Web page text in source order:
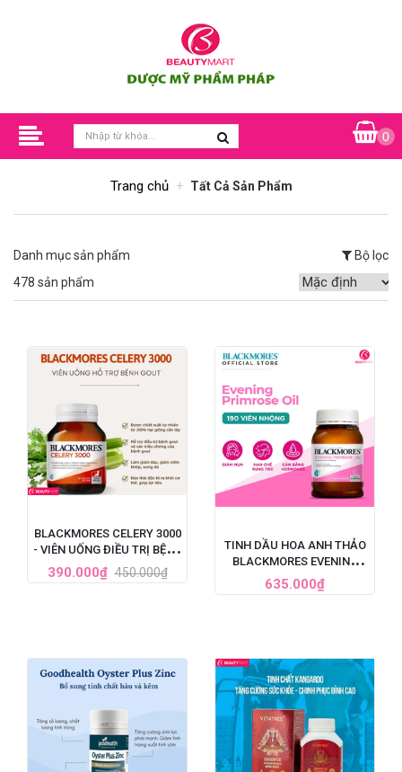
0
Trang chủ Tất Cả Sản Phẩm
Danh mục sản phẩm
Bộ lọc
478 sản phẩm
BLACKMORES CELERY 3000
- VIÊN UỐNG ĐIỀU TRỊ BỆNH
GOUT CỦA ÚC, HỘP 50 VIÊN
390.000₫ 450.000₫
TINH DẦU HOA ANH THẢO
BLACKMORES EVENING
PRIMROSE OIL ÚC, HỘP 190
VIÊN
635.000₫